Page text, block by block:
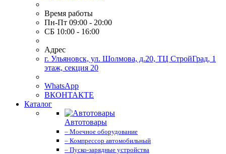
Время работы
Пн-Пт 09:00 - 20:00
СБ 10:00 - 16:00
Адрес
г. Ульяновск, ул. Шолмова, д.20, ТЦ СтройГрад, 1
этаж, секция 20
WhatsApp
ВКОНТАКТЕ
Каталог
Автотовары
– Моечное оборудование
– Компрессор автомобильный
– Пуско-зарядные устройства